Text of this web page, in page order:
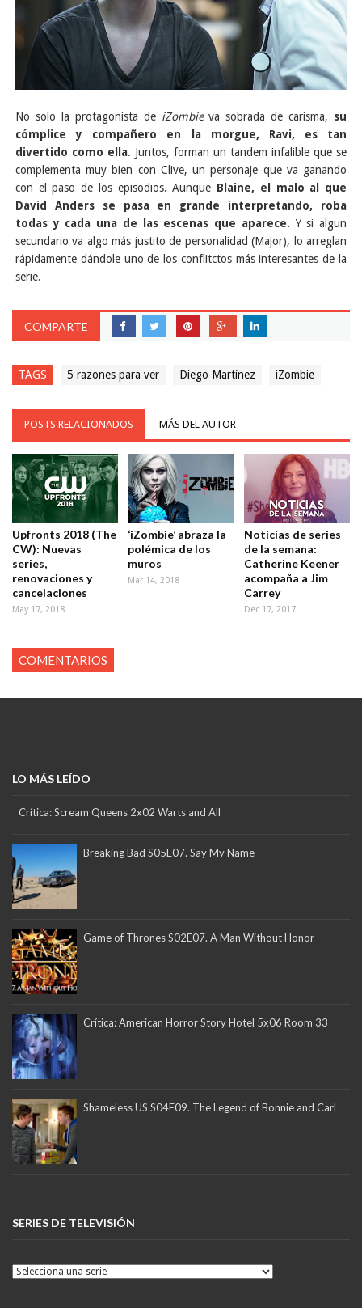
No solo la protagonista de iZombieva sobrada de carisma, su
cómplice y compañero en la morgue, Ravi, es tan
divertido como ella. Juntos, forman un tandem infalible que se
complementa muy bien con Clive, un personaje que va ganando
con el paso de los episodios. Aunque Blaine, el malo al que
David Anders se pasa en grande interpretando, roba
todas y cada una de las escenas que aparece. Y si algun
secundario va algo más justito de personalidad (Major), lo arreglan
rápidamente dándole uno de los conflitctos más interesantes de la
serie.
COMPARTE
TAGS 5 razones para ver Diego Martínez iZombie
POSTS RELACIONADOS MÁS DEL AUTOR
Upfronts 2018 (The
CW): Nuevas
series,
renovaciones y
cancelaciones
May 17, 2018
‘iZombie’ abraza la
polémica de los
muros
Mar 14, 2018
Noticias de series
de la semana:
Catherine Keener
acompaña a Jim
Carrey
Dec 17, 2017
COMENTARIOS
LO MÁS LEÍDO
Crítica: Scream Queens 2x02 Warts and All
Breaking Bad S05E07. Say My Name
Game of Thrones S02E07. A Man Without Honor
Crítica: American Horror Story Hotel 5x06 Room 33
Shameless US S04E09. The Legend of Bonnie and Carl
SERIES DE TELEVISIÓN